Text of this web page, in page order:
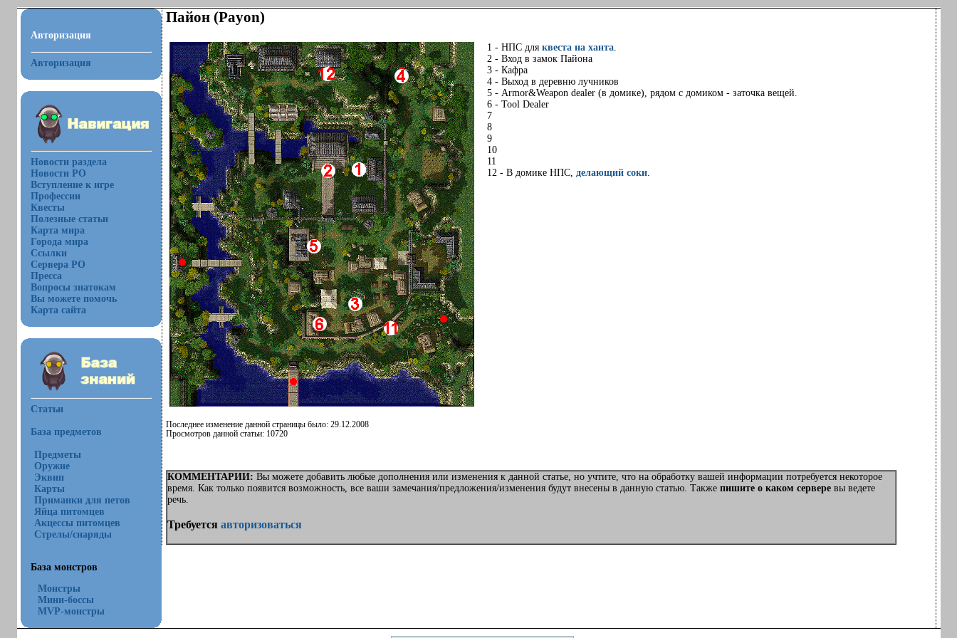
Авторизация
Авторизация
Новости раздела
Новости РО
Вступление к игре
Профессии
Квесты
Полезные статьи
Карта мира
Города мира
Ссылки
Сервера РО
Пресса
Вопросы знатокам
Вы можете помочь
Карта сайта
Статьи
База предметов
Предметы
Оружие
Эквип
Карты
Приманки для петов
Яйца питомцев
Акцессы питомцев
Стрелы/снаряды
База монстров
Монстры
Мини-боссы
MVP-монстры
Пайон (Payon)
1 - НПС для квеста на ханта.
2 - Вход в замок Пайона
3 - Кафра
4 - Выход в деревню лучников
5 - Armor&Weapon dealer (в домике), рядом с домиком - заточка вещей.
6 - Tool Dealer
7
8
9
10
11
12 - В домике НПС, делающий соки.
Последнее изменение данной страницы было: 29.12.2008
Просмотров данной статьи: 10720
КОММЕНТАРИИ: Вы можете добавить любые дополнения или изменения к данной статье, но учтите, что на обработку вашей информации потребуется некоторое
время. Как только появится возможность, все ваши замечания/предложения/изменения будут внесены в данную статью. Также пишите о каком серверевы ведете
речь.
Требуется авторизоваться